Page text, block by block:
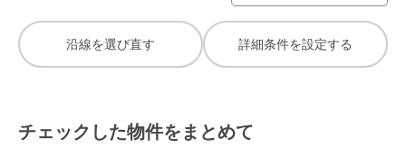
沿線を選び直す 詳細条件を設定する
チェックした物件をまとめて